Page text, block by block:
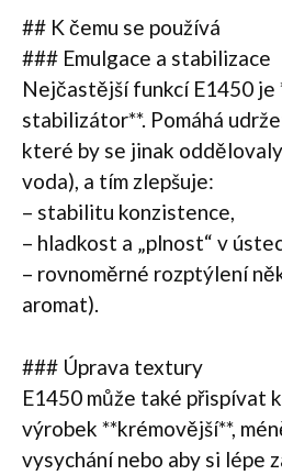
## K čemu se používá
### Emulgace a stabilizace
Nejčastější funkcí E1450 je
stabilizátor**. Pomáhá
které by se jinak
voda), a tím zlepšuje:
– stabilitu konzistence,
– hladkost a „plnost“ v
– rovnoměrné rozptýlení
aromat).
### Úprava textury
E1450 může také přispívat
výrobek **krémovější**,
vysychání nebo aby si lépe